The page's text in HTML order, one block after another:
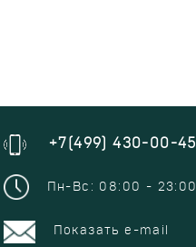
+7(499) 430-00-45
Пн-Вс: 08:00 - 23:00
Показать e-mail